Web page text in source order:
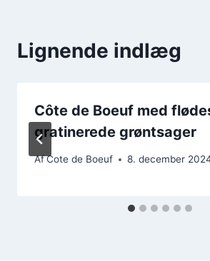
Lignende indlæg
Côte de Boeuf med
gratinerede grøntsager
AfCote de Boeuf 8. december